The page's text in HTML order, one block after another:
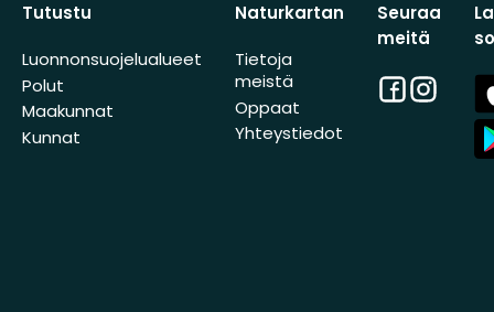
Tutustu
Luonnonsuojelualueet
Polut
Maakunnat
Kunnat
Naturkartan
Tietoja
meistä
Oppaat
Yhteystiedot
Seuraa
meitä
Facebook